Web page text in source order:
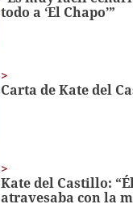
todo a ‘El Chapo’”
Carta de Kate del
Kate del Castillo:
atravesaba con la